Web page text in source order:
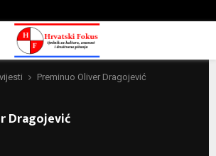
Preminuo Oliver Dragojević
Dragojević